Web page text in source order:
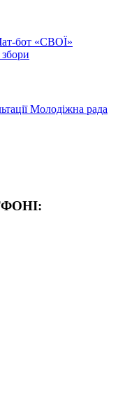
бот «СВОЇ»
Молодіжна рада